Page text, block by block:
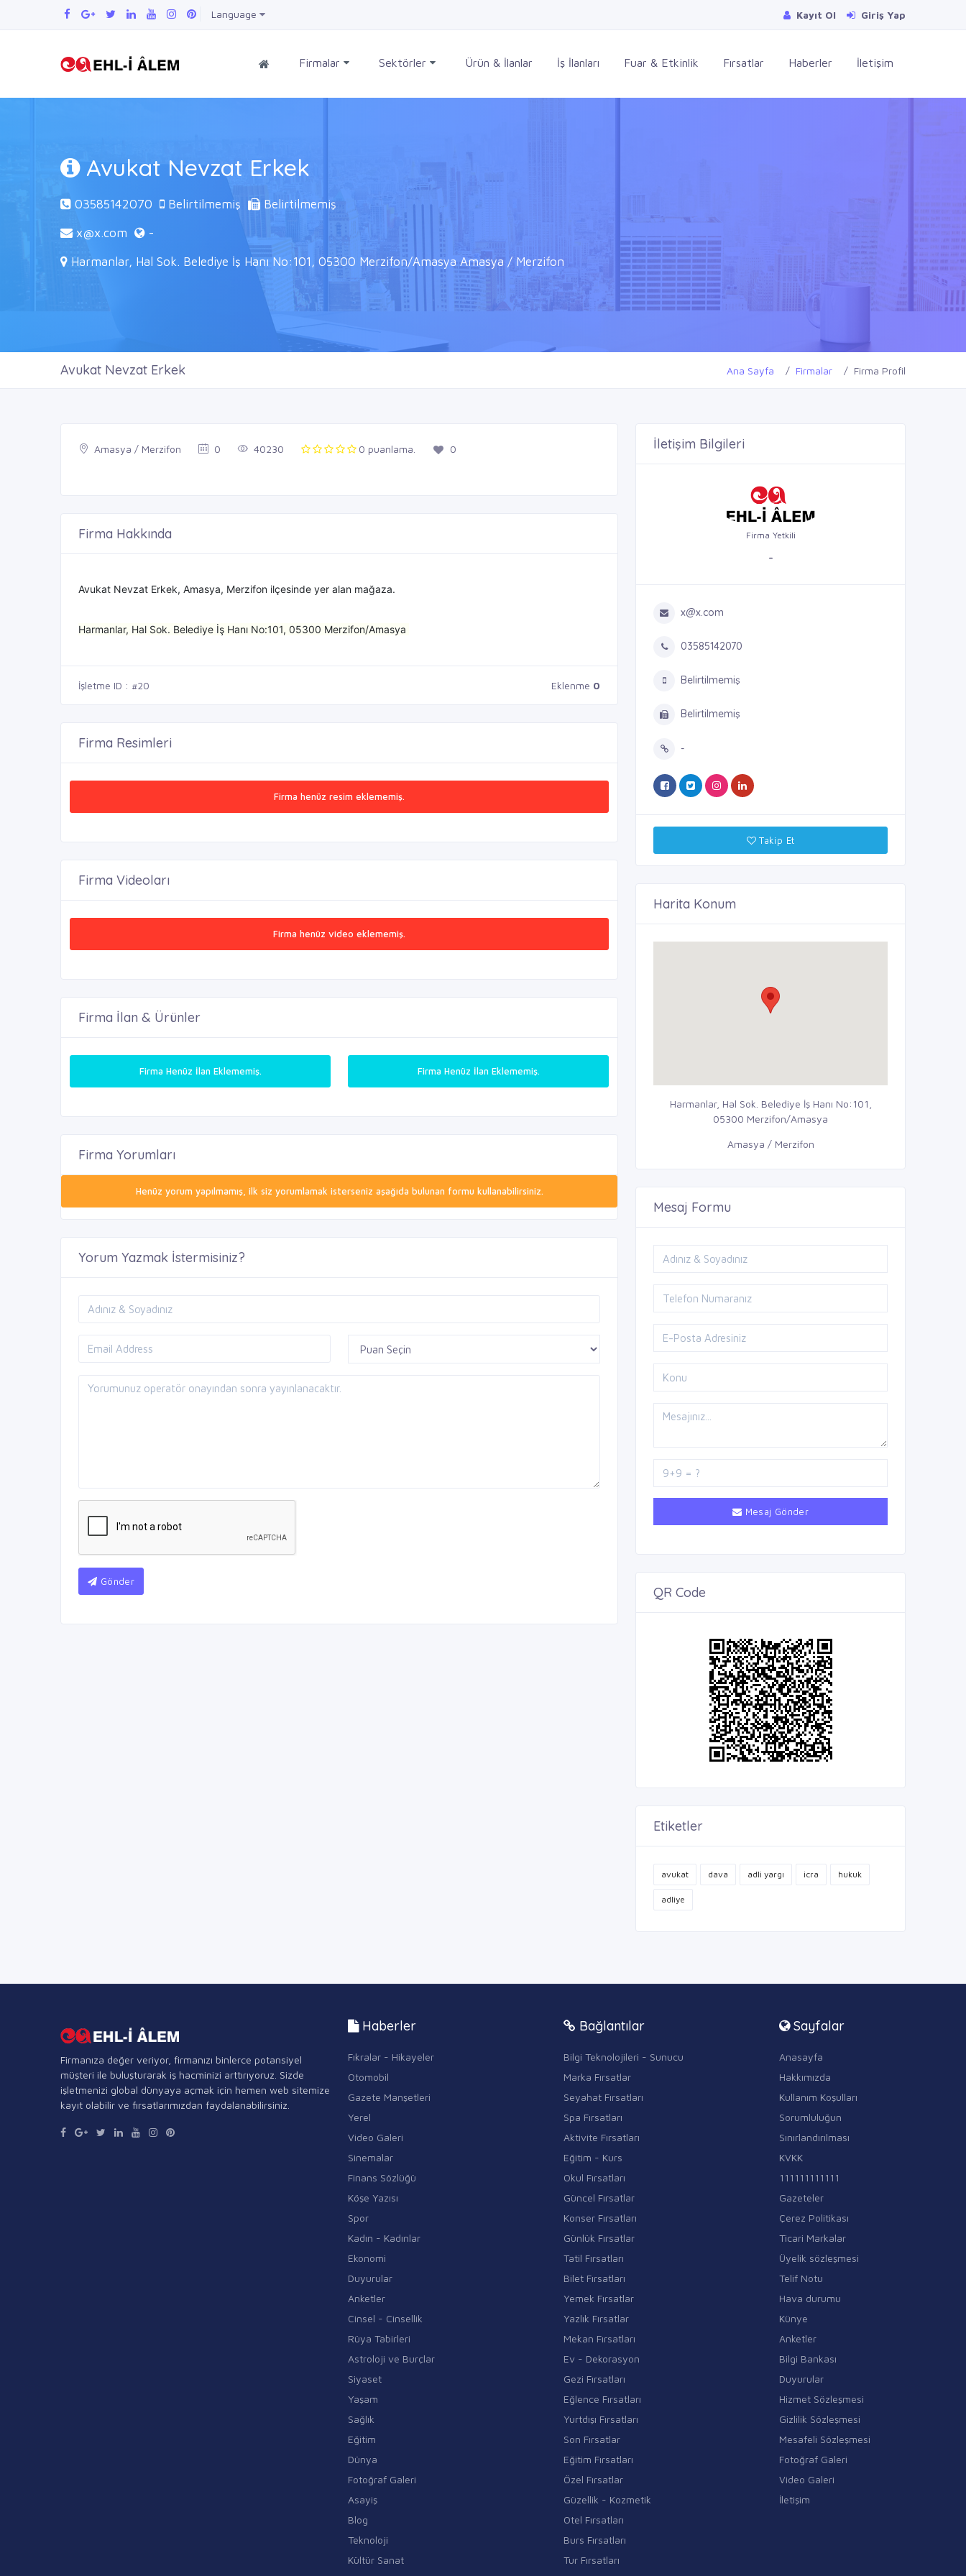
Language Kayıt Ol Giriş Yap
Firmalar Sektörler Ürün & İlanlar İş İlanları Fuar & Etkinlik Fırsatlar Haberler İletişim
Avukat Nevzat Erkek
03585142070 Belirtilmemiş
Belirtilmemiş
x@x.com
-
Harmanlar, Hal Sok. Belediye İş Hanı No:101, 05300 Merzifon/Amasya Amasya / Merzifon
Avukat Nevzat Erkek Ana Sayfa Firmalar Firma Profil
Amasya / Merzifon 0 40230 0 puanlama. 0
Firma Hakkında
Avukat Nevzat Erkek, Amasya, Merzifon ilçesinde yer alan mağaza.
Harmanlar, Hal Sok. Belediye İş Hanı No:101, 05300 Merzifon/Amasya
İşletme ID : #20 Eklenme 0
Firma Resimleri
Firma henüz resim eklememiş.
Firma Videoları
Firma henüz video eklememiş.
Firma İlan & Ürünler
Firma Henüz İlan Eklememiş. Firma Henüz İlan Eklememiş.
Firma Yorumları
Henüz yorum yapılmamış, ilk siz yorumlamak isterseniz aşağıda bulunan formu kullanabilirsiniz.
Yorum Yazmak İstermisiniz?
Gönder
İletişim Bilgileri
Firma Yetkili
-
x@x.com
03585142070
Belirtilmemiş
Belirtilmemiş
-
Takip Et
Harita Konum
Harmanlar, Hal Sok. Belediye İş Hanı No:101,
05300 Merzifon/Amasya
Amasya / Merzifon
Mesaj Formu
Mesaj Gönder
QR Code
Etiketler
avukat dava adli yargı icra hukuk
adliye
Firmanıza değer veriyor, firmanızı binlerce potansiyel
müşteri ile buluşturarak iş hacminizi arttırıyoruz. Sizde
işletmenizi global dünyaya açmak için hemen web sitemize
kayıt olabilir ve fırsatlarımızdan faydalanabilirsiniz.
Haberler
Fıkralar - Hikayeler
Otomobil
Gazete Manşetleri
Yerel
Video Galeri
Sinemalar
Finans Sözlüğü
Köşe Yazısı
Spor
Kadın - Kadınlar
Ekonomi
Duyurular
Anketler
Cinsel - Cinsellik
Rüya Tabirleri
Astroloji ve Burçlar
Siyaset
Yaşam
Sağlık
Eğitim
Dünya
Fotoğraf Galeri
Asayiş
Blog
Teknoloji
Kültür Sanat
Bağlantılar
Bilgi Teknolojileri - Sunucu
Marka Fırsatlar
Seyahat Fırsatları
Spa Fırsatları
Aktivite Fırsatları
Eğitim - Kurs
Okul Fırsatları
Güncel Fırsatlar
Konser Fırsatları
Günlük Fırsatlar
Tatil Fırsatları
Bilet Fırsatları
Yemek Fırsatlar
Yazlık Fırsatlar
Mekan Fırsatları
Ev - Dekorasyon
Gezi Fırsatları
Eğlence Fırsatları
Yurtdışı Fırsatları
Son Fırsatlar
Eğitim Fırsatları
Özel Fırsatlar
Güzellik - Kozmetik
Otel Fırsatları
Burs Fırsatları
Tur Fırsatları
Sayfalar
Anasayfa
Hakkımızda
Kullanım Koşulları
Sorumluluğun
Sınırlandırılması
KVKK
111111111111
Gazeteler
Çerez Politikası
Ticari Markalar
Üyelik sözleşmesi
Telif Notu
Hava durumu
Künye
Anketler
Bilgi Bankası
Duyurular
Hizmet Sözleşmesi
Gizlilik Sözleşmesi
Mesafeli Sözleşmesi
Fotoğraf Galeri
Video Galeri
İletişim